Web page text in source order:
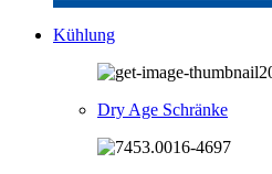
Kühlung
Dry Age Schränke